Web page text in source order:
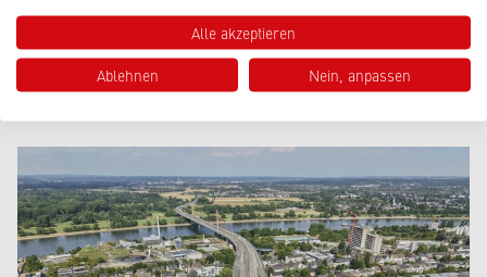
AKTUELLES
WAS UNS BEWEGT
Alle akzeptieren
Ablehnen Nein, anpassen